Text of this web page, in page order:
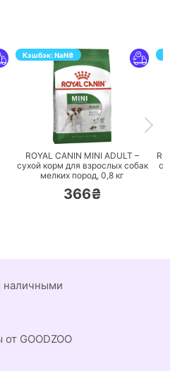
Кэшбэк:NaN₴
ПЕРЕЙТИ
ROYAL CANIN MINI ADULT –
сухой корм для взрослых собак
мелких пород, 0,8 кг
366₴
наличными
GOODZOO